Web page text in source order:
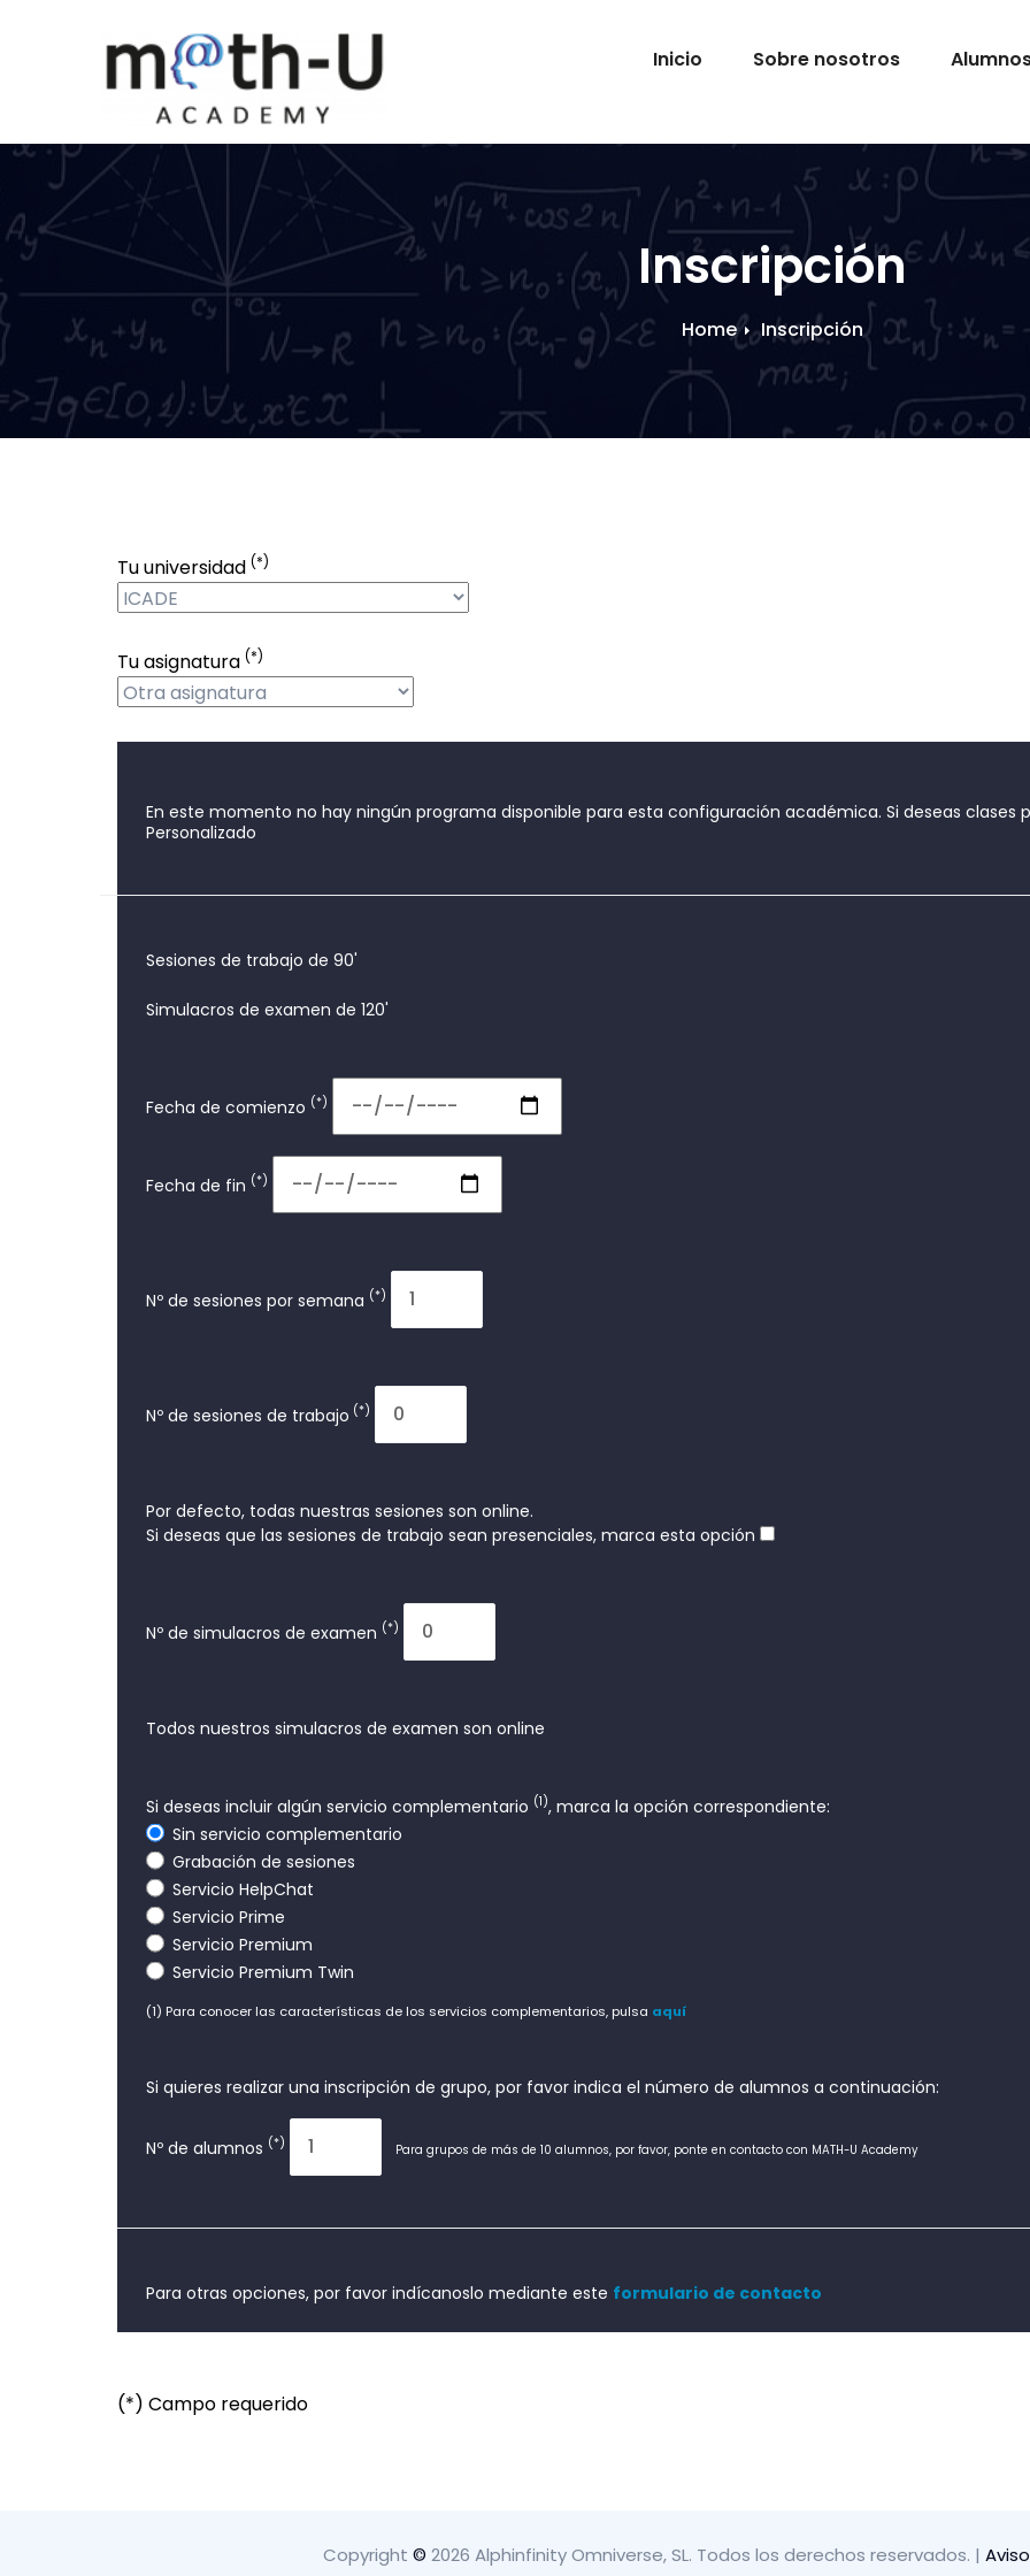
Inicio Sobre nosotros
Inscripción
Home Inscripción
Tu universidad (*)
Tu asignatura (*)
En este momento no hay ningún programa disponible para esta configuración académica. Si deseas clases
Personalizado
Sesiones de trabajo de 90'
Simulacros de examen de 120'
Fecha de comienzo (*)
Fecha de fin (*)
Nº de sesiones por semana (*)
Nº de sesiones de trabajo (*)
Por defecto, todas nuestras sesiones son online.
Si deseas que las sesiones de trabajo sean presenciales, marca esta opción
Nº de simulacros de examen (*)
Todos nuestros simulacros de examen son online
Si deseas incluir algún servicio complementario (1), marca la opción correspondiente:
Sin servicio complementario
Grabación de sesiones
Servicio HelpChat
Servicio Prime
Servicio Premium
Servicio Premium Twin
(1) Para conocer las características de los servicios complementarios, pulsa aquí
Si quieres realizar una inscripción de grupo, por favor indica el número de alumnos a continuación:
Nº de alumnos (*) Para grupos de más de 10 alumnos, por favor, ponte en contacto con MATH-U Academy
Para otras opciones, por favor indícanoslo mediante este formulario de contacto
(*) Campo requerido
Copyright © 2026 Alphinfinity Omniverse, SL. Todos los derechos reservados. |